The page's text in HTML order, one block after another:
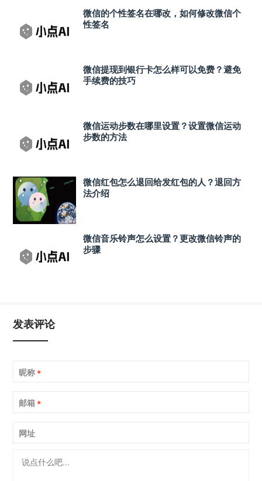
微信的个性签名在哪改，如何修改微信个
性签名
微信提现到银行卡怎么样可以免费？避免
手续费的技巧
微信运动步数在哪里设置？设置微信运动
步数的方法
微信红包怎么退回给发红包的人？退回方
法介绍
微信音乐铃声怎么设置？更改微信铃声的
步骤
发表评论
昵称 *
邮箱 *
网址